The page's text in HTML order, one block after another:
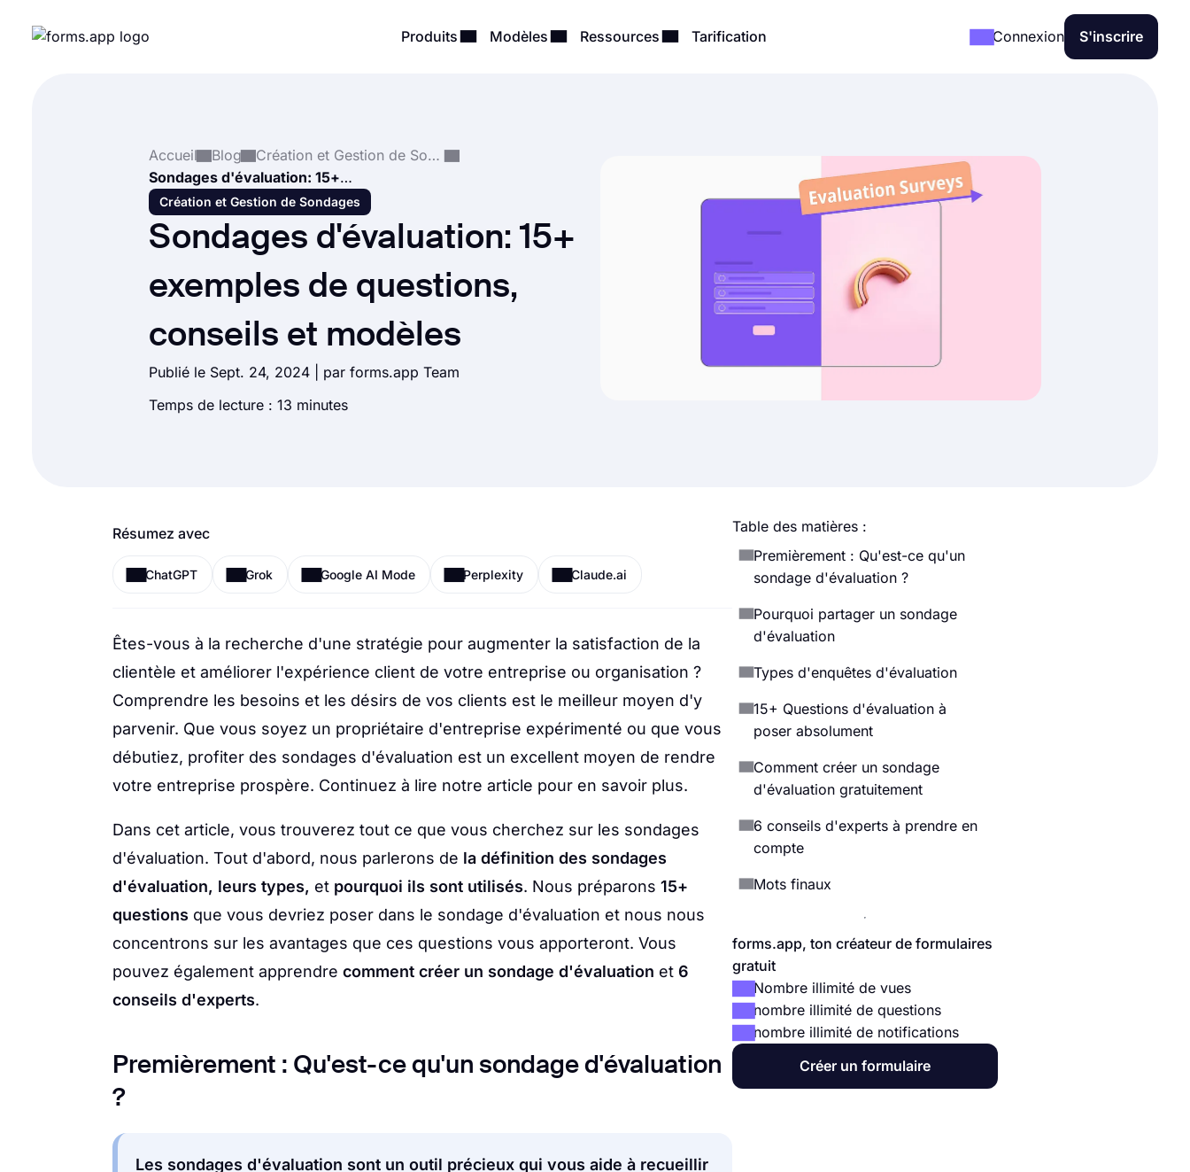
Produits Modèles Ressources Tarification Connexion S'inscrire
Accueil Blog
Création et Gestion de Sondages
Sondages d'évaluation: 15+ exemples de questions, conseils et modèles
Création et Gestion de Sondages
Sondages d'évaluation: 15+
exemples de questions,
conseils et modèles
Publié le Sept. 24, 2024 | par forms.app Team
Temps de lecture : 13 minutes
Résumez avec
ChatGPT Grok Google AI Mode Perplexity Claude.ai
Êtes-vous à la recherche d'une stratégie pour augmenter la satisfaction de la
clientèle et améliorer l'expérience client de votre entreprise ou organisation ?
Comprendre les besoins et les désirs de vos clients est le meilleur moyen d'y
parvenir. Que vous soyez un propriétaire d'entreprise expérimenté ou que vous
débutiez, profiter des sondages d'évaluation est un excellent moyen de rendre
votre entreprise prospère. Continuez à lire notre article pour en savoir plus.
Dans cet article, vous trouverez tout ce que vous cherchez sur les sondages
d'évaluation. Tout d'abord, nous parlerons de la définition des sondages
d'évaluation, leurs types, et pourquoi ils sont utilisés. Nous préparons 15+
questions que vous devriez poser dans le sondage d'évaluation et nous nous
concentrons sur les avantages que ces questions vous apporteront. Vous
pouvez également apprendre comment créer un sondage d'évaluation et 6
conseils d'experts.
Premièrement : Qu'est-ce qu'un sondage d'évaluation
?
Les sondages d'évaluation sont un outil précieux qui vous aide à recueillir
Table des matières :
Premièrement : Qu'est-ce qu'un
sondage d'évaluation ?
Pourquoi partager un sondage
d'évaluation
Types d'enquêtes d'évaluation
15+ Questions d'évaluation à
poser absolument
Comment créer un sondage
d'évaluation gratuitement
6 conseils d'experts à prendre en
compte
Mots finaux
forms.app, ton créateur de formulaires
gratuit
Nombre illimité de vues
nombre illimité de questions
nombre illimité de notifications
Créer un formulaire